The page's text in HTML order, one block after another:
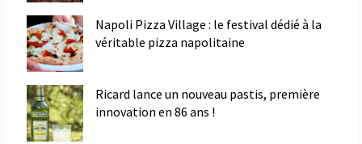
Napoli Pizza Village : le festival dédié à la
véritable pizza napolitaine
Ricard lance un nouveau pastis, première
innovation en 86 ans !